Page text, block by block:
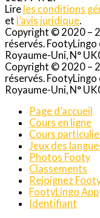
Lire les conditions
et l’avis juridique
Copyright © 2020 –
réservés.
Royaume-Uni, N°
Copyright © 2020 –
réservés.
Royaume-Uni, N°
Page d’accueil
Cours en ligne
Cours
Jeux des
Photos Footy
Classements
Rejoignez
FootyLingo App
Identifiant